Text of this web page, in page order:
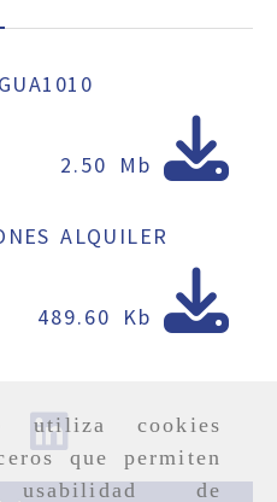
utiliza cookies
que permiten
de
2.50 Mb
ALQUILER
489.60 Kb